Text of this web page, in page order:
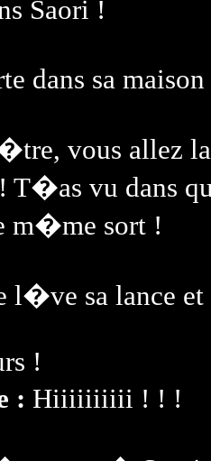
Saori !
dans sa
vous allez
vu dans
m�me sort !
l�ve sa lance
!
: Hiiiiiiiiii ! ! !